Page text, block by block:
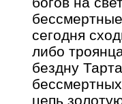
сегодня
либо
бездну
цепь